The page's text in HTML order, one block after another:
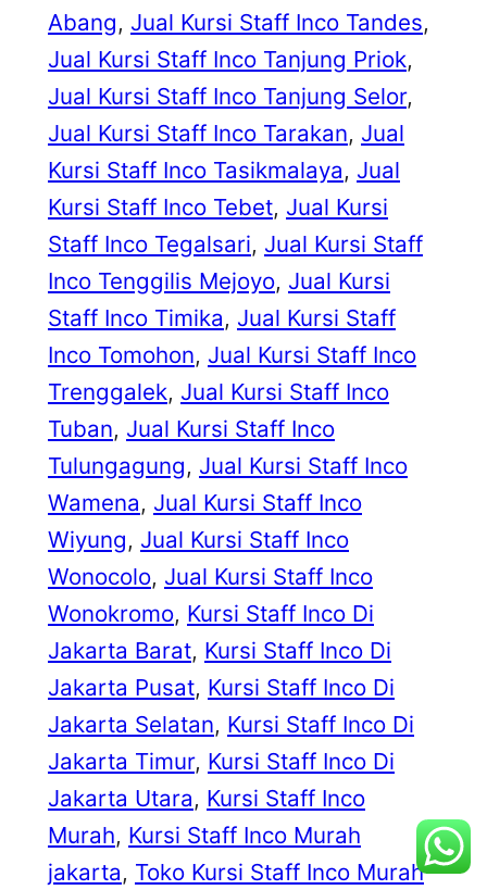
Abang, Jual Kursi Staff Inco Tandes
Jual Kursi Staff Inco Tanjung Priok
Jual Kursi Staff Inco Tanjung Selor
Jual Kursi Staff Inco Tarakan, Jual
Kursi Staff Inco Tasikmalaya, Jual
Kursi Staff Inco Tebet, Jual Kursi
Staff Inco Tegalsari, Jual Kursi Staff
Inco Tenggilis Mejoyo, Jual Kursi
Staff Inco Timika, Jual Kursi Staff
Inco Tomohon, Jual Kursi Staff Inco
Trenggalek, Jual Kursi Staff Inco
Tuban, Jual Kursi Staff Inco
Tulungagung, Jual Kursi Staff Inco
Wamena, Jual Kursi Staff Inco
Wiyung, Jual Kursi Staff Inco
Wonocolo, Jual Kursi Staff Inco
Wonokromo, Kursi Staff Inco Di
Jakarta Barat, Kursi Staff Inco Di
Jakarta Pusat, Kursi Staff Inco Di
Jakarta Selatan, Kursi Staff Inco Di
Jakarta Timur, Kursi Staff Inco Di
Jakarta Utara, Kursi Staff Inco
Murah, Kursi Staff Inco Murah
jakarta, Toko Kursi Staff Inco Murah